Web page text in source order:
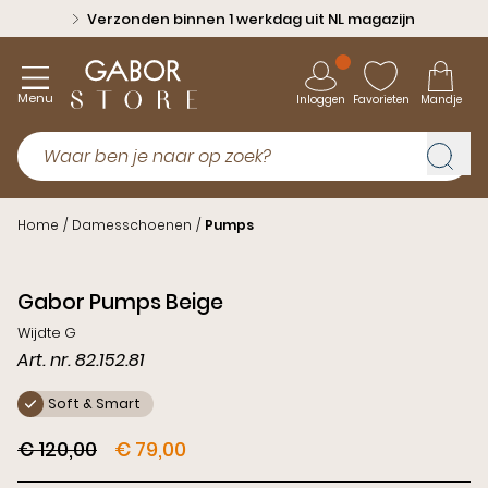
Verzonden binnen 1 werkdag uit NL magazijn
Menu Inloggen Favorieten Mandje
Home / Damesschoenen / Pumps
Gabor Pumps Beige
Wijdte G
Art. nr. 82.152.81
Soft & Smart
€ 120,00 € 79,00